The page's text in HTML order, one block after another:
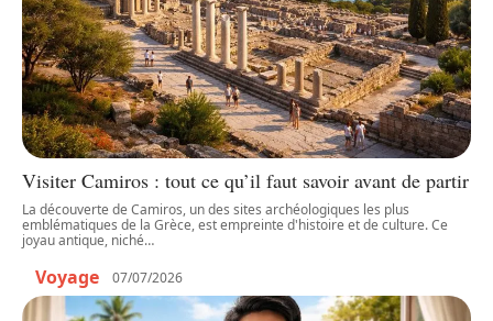
Visiter Camiros : tout ce qu’il faut savoir avant de partir
La découverte de Camiros, un des sites archéologiques les plus
emblématiques de la Grèce, est empreinte d'histoire et de culture. Ce
joyau antique, niché…
Voyage 07/07/2026